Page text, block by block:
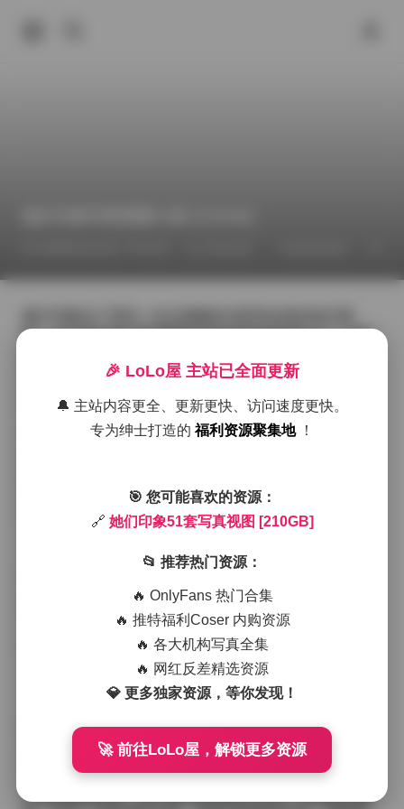
称，这次的51套写真视图更是把这种风格推向了一个新
清晨的薄雾，光线透过树叶洒在模特的肩头，产生一种
墙面与复古的服饰形成鲜明对比，让人感受到时间的流
逝与时尚的交织。
的小径，从简约的工作室到充满艺术气息的仓库改造空
间，每一个场景都经过精心布置，力求让模特的每一个
晨的柔光、傍晚的逆光甚至夜景的霓虹灯都被巧妙地捕
模特们的气质在这套合集里得到了充分的展现。有的她
们带着略带忧郁的眼神，仿佛在讲述一个不为人知的故
事；有的则笑容灿烂，活泼的姿态让画面充满生机。无
论是甜美可人的风格，还是成熟知性的韵味，都在这些
作品中得到了恰到好处的呈现。服装搭配上，设计师们
选择了从轻盈的雪纺到结构感十足的西装，再到带有民
族元素的刺绣外套，每一套服装都与场景的氛围相匹
配，既不抢戏也不失亮点。
从整体观感来看，这51套写真视图不仅是一次视觉的盛
🎉 LoLo屋 主站已全面更新
🔔 主站内容更全、更新更快、访问速度更快。
专为绅士打造的福利资源聚集地 ！
🎯 您可能喜欢的资源：
🔗 她们印象51套写真视图 [210GB]
📂 推荐热门资源：
🔥 OnlyFans 热门合集
🔥 推特福利Coser 内购资源
🔥 各大机构写真全集
🔥 网红反差精选资源
💎 更多独家资源，等你发现！
🚀 前往LoLo屋，解锁更多资源